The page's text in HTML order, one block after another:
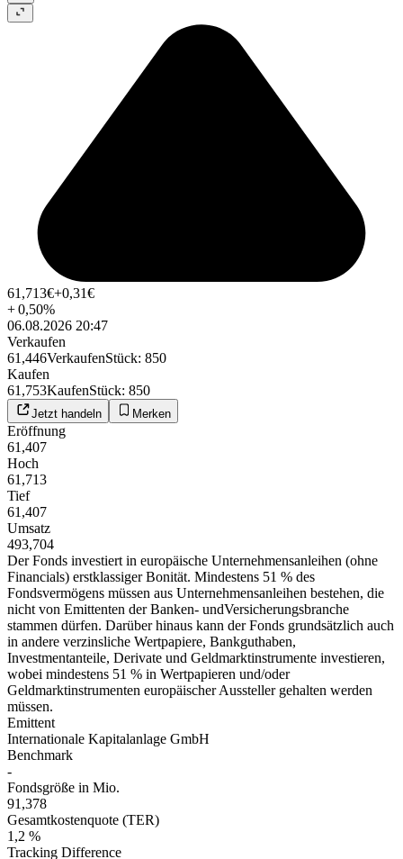
61,713€+0,31€
+0,50%
06.08.2026 20:47
Verkaufen
61,446VerkaufenStück: 850
Kaufen
61,753KaufenStück: 850
Jetzt handeln Merken
Eröffnung
61,407
Hoch
61,713
Tief
61,407
Umsatz
493,704
Der Fonds investiert in europäische Unternehmensanleihen (ohne
Financials) erstklassiger Bonität. Mindestens 51 % des
Fondsvermögens müssen aus Unternehmensanleihen bestehen, die
nicht von Emittenten der Banken- undVersicherungsbranche
stammen dürfen. Darüber hinaus kann der Fonds grundsätzlich auch
in andere verzinsliche Wertpapiere, Bankguthaben,
Investmentanteile, Derivate und Geldmarktinstrumente investieren,
wobei mindestens 51 % in Wertpapieren und/oder
Geldmarktinstrumenten europäischer Aussteller gehalten werden
müssen.
Emittent
Internationale Kapitalanlage GmbH
Benchmark
-
Fondsgröße in Mio.
91,378
Gesamtkostenquote (TER)
1,2 %
Tracking Difference